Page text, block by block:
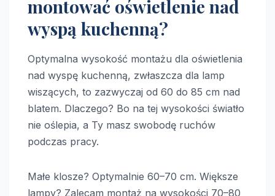
montować oświetlenie nad
wyspą kuchenną?
Optymalna wysokość montażu dla oświetlenia
nad wyspę kuchenną, zwłaszcza dla lamp
wiszących, to zazwyczaj od 60 do 85 cm nad
blatem. Dlaczego? Bo na tej wysokości światło
nie oślepia, a Ty masz swobodę ruchów
podczas pracy.
Małe klosze? Optymalnie 60–70 cm. Większe
lampy? Zalecam montaż na wysokości 70–80